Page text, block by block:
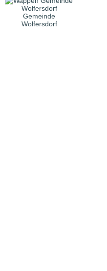
Gemeinde
Wolfersdorf